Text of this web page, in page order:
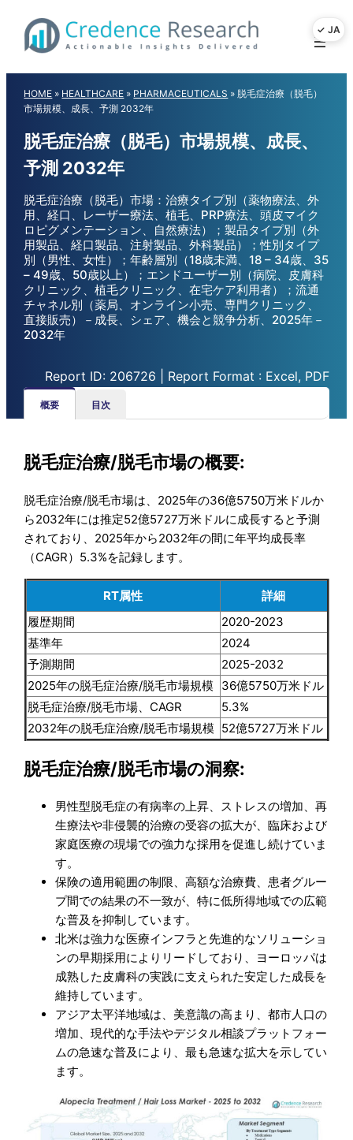
content
HOME » HEALTHCARE » PHARMACEUTICALS » 脱毛症治療（脱毛）
市場規模、成長、予測 2032年
脱毛症治療（脱毛）市場規模、成長、
予測 2032年
脱毛症治療（脱毛）市場：治療タイプ別（薬物療法、外
用、経口、レーザー療法、植毛、PRP療法、頭皮マイク
ロピグメンテーション、自然療法）；製品タイプ別（外
用製品、経口製品、注射製品、外科製品）；性別タイプ
別（男性、女性）；年齢層別（18歳未満、18 – 34歳、35
– 49歳、50歳以上）；エンドユーザー別（病院、皮膚科
クリニック、植毛クリニック、在宅ケア利用者）；流通
チャネル別（薬局、オンライン小売、専門クリニック、
直接販売）－成長、シェア、機会と競争分析、2025年－
2032年
Report ID: 206726 | Report Format : Excel, PDF
概要 目次
脱毛症治療/脱毛市場の概要:
脱毛症治療/脱毛市場は、2025年の36億5750万米ドルか
ら2032年には推定52億5727万米ドルに成長すると予測
されており、2025年から2032年の間に年平均成長率
（CAGR）5.3%を記録します。
RT属性
詳細
履歴期間
2020-2023
基準年
2024
予測期間
2025-2032
2025年の脱毛症治療/脱毛市場規模
36億5750万米ドル
脱毛症治療/脱毛市場、CAGR
5.3%
2032年の脱毛症治療/脱毛市場規模 52億5727万米ドル
脱毛症治療/脱毛市場の洞察:
男性型脱毛症の有病率の上昇、ストレスの増加、再
生療法や非侵襲的治療の受容の拡大が、臨床および
家庭医療の現場での強力な採用を促進し続けていま
す。
保険の適用範囲の制限、高額な治療費、患者グルー
プ間での結果の不一致が、特に低所得地域での広範
な普及を抑制しています。
北米は強力な医療インフラと先進的なソリューショ
ンの早期採用によりリードしており、ヨーロッパは
成熟した皮膚科の実践に支えられた安定した成長を
維持しています。
アジア太平洋地域は、美意識の高まり、都市人口の
増加、現代的な手法やデジタル相談プラットフォー
ムの急速な普及により、最も急速な拡大を示してい
ます。